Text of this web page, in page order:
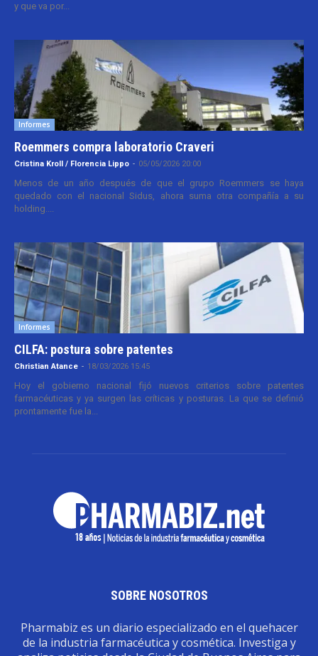
y que va por...
Informes
Roemmers compra laboratorio Craveri
Cristina Kroll / Florencia Lippo - 05/05/2026 20:00
Menos de un año después de que el grupo Roemmers se haya
quedado con el nacional Sidus, ahora suma otra compañía a su
holding....
Informes
CILFA: postura sobre patentes
Christian Atance - 18/03/2026 15:45
Hoy el gobierno nacional fijó nuevos criterios sobre patentes
farmacéuticas y ya surgen las críticas y posturas. La que se definió
prontamente fue la...
SOBRE NOSOTROS
Pharmabiz es un diario especializado en el quehacer
de la industria farmacéutica y cosmética. Investiga y